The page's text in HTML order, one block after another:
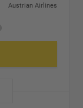
Austrian Airlines